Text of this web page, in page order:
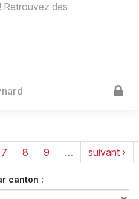
Retrouvez des
7 8 9 … suivant ›
canton :